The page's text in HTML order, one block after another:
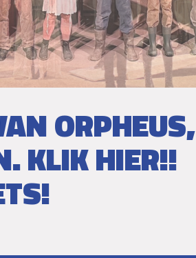
ORPHEUS,
KLIK HIER!!